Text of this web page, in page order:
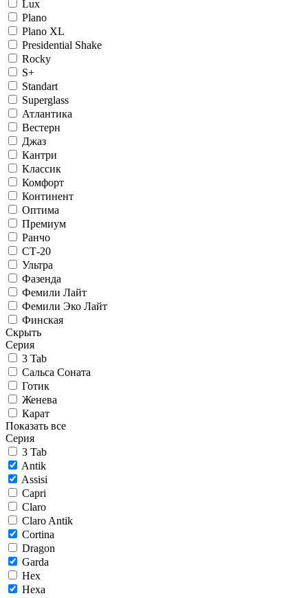
Lux
Plano
Plano XL
Presidential Shake
Rocky
S+
Standart
Superglass
Атлантика
Вестерн
Джаз
Кантри
Классик
Комфорт
Континент
Оптима
Премиум
Ранчо
СТ-20
Ультра
Фазенда
Фемили Лайт
Фемили Эко Лайт
Финская
Скрыть
Серия
3 Tab
Сальса Соната
Готик
Женева
Карат
Показать все
Серия
3 Tab
Antik
Assisi
Capri
Claro
Claro Antik
Cortina
Dragon
Garda
Hex
Hexa